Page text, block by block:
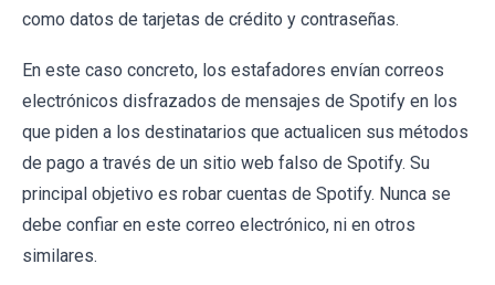
como datos de tarjetas de crédito y contraseñas.
En este caso concreto, los estafadores envían correos
electrónicos disfrazados de mensajes de Spotify en los
que piden a los destinatarios que actualicen sus métodos
de pago a través de un sitio web falso de Spotify. Su
principal objetivo es robar cuentas de Spotify. Nunca se
debe confiar en este correo electrónico, ni en otros
similares.